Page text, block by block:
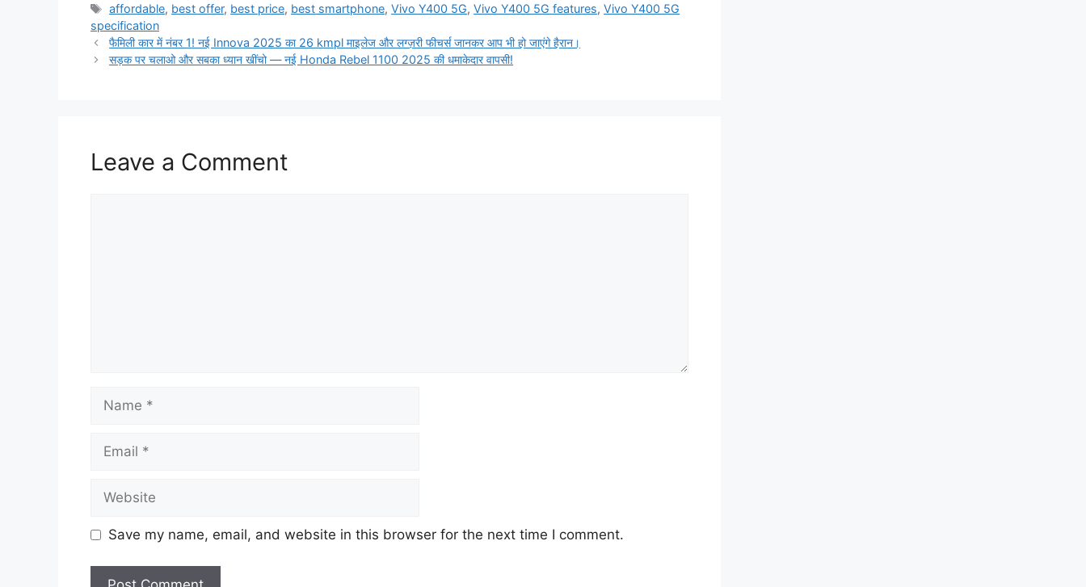
Tags
affordable, best offer, best price, best smartphone,Vivo Y400 5G,Vivo Y400 5G features,Vivo Y400 5G
specification
फैमिली कार में नंबर 1! नई Innova 2025 का 26 kmpl माइलेज और लग्ज़री फीचर्स जानकर आप भी हो जाएंगे हैरान।
सड़क पर चलाओ और सबका ध्यान खींचो — नई Honda Rebel 1100 2025 की धमाकेदार वापसी!
Leave a Comment
Name
Email
Website
Save my name, email, and website in this browser for the next time I comment.